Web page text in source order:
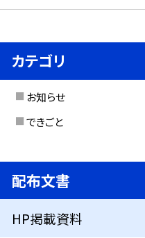
カテゴリ
お知らせ
できごと
配布文書
HP掲載資料